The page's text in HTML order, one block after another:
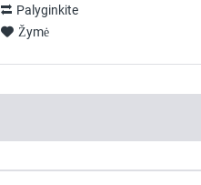
Palyginkite
Žymė